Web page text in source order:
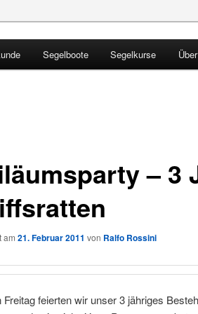
Segelboote Segelkurse
– 3
am 21. Februar 2011 von Ralfo Rossini
feierten wir unser 3 jähriges